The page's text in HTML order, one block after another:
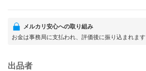
メルカリ安心への取り組み
お金は事務局に支払われ、評価後に振り込まれます
出品者